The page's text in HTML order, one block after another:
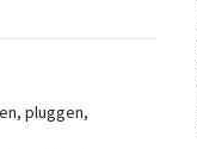
pluggen,